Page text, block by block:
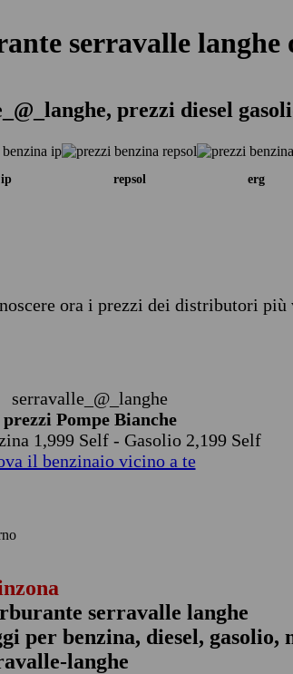
serravalle langhe
prezzi diesel
ip repsol erg
ora i prezzi dei distributori più
serravalle_@_langhe
prezzi Pompe Bianche
1,999 Self - Gasolio 2,199 Self
il benzinaio vicino a te
serravalle langhe
per benzina, diesel, gasolio,
langhe